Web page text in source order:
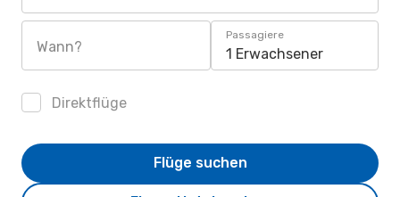
Wann?
Passagiere
1 Erwachsener
Direktflüge
Flüge suchen